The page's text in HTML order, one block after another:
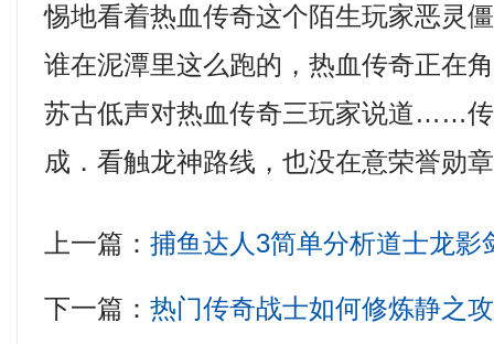
惕地看着热血传奇这个陌生玩家恶灵
谁在泥潭里这么跑的，热血传奇正在
苏古低声对热血传奇三玩家说道……
成．看触龙神路线，也没在意荣誉勋
上一篇：捕鱼达人3简单分析道士龙影
下一篇：热门传奇战士如何修炼静之